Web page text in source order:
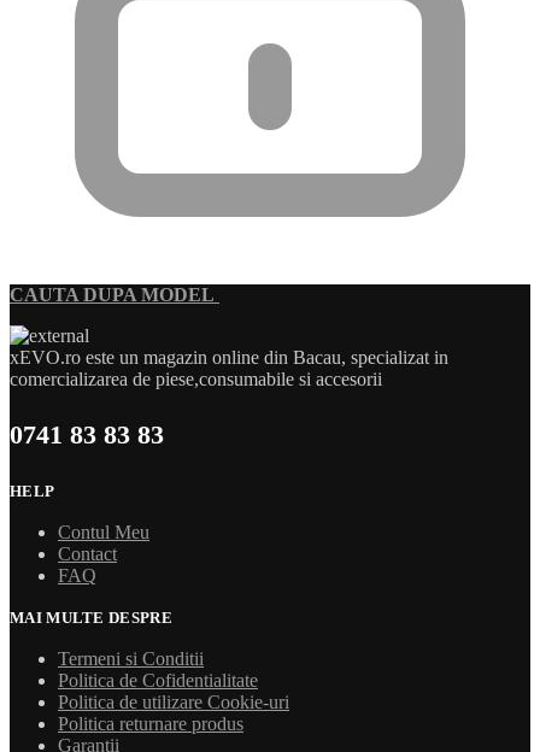
CAUTA DUPA MODEL
xEVO.ro este un magazin online din Bacau, specializat in
comercializarea de piese,consumabile si accesorii
0741 83 83 83
HELP
Contul Meu
Contact
FAQ
MAI MULTE DESPRE
Termeni si Conditii
Politica de Cofidentialitate
Politica de utilizare Cookie-uri
Politica returnare produs
Garanții